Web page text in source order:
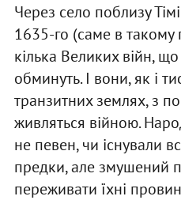
Через село поблизу
1635-го (саме в такому
кілька Великих війн,
обминуть. І вони, як і
транзитних землях, з
живляться війною.
не певен, чи існували
предки, але змушений
переживати їхні